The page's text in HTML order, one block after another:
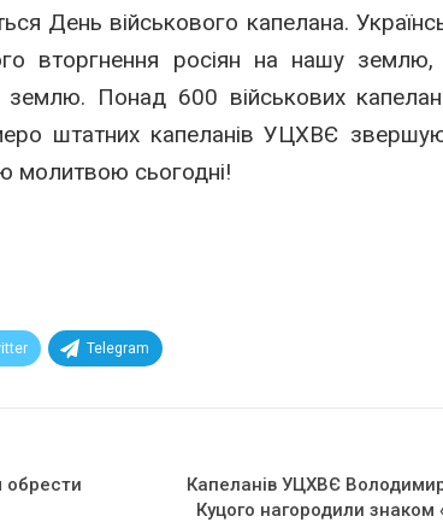
День військового капелана.
вторгнення росіян на нашу
Понад 600 військових
штатних капеланів УЦХВЄ
молитвою сьогодні!
Telegram
обрести
Капеланів УЦХВЄ
Куцого нагородили знаком